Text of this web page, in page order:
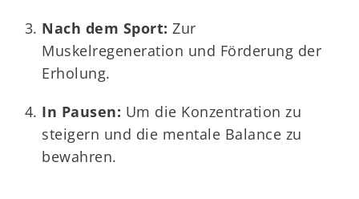
Nach dem Sport: Zur
Muskelregeneration und Förderung der
Erholung.
In Pausen: Um die Konzentration zu
steigern und die mentale Balance zu
bewahren.